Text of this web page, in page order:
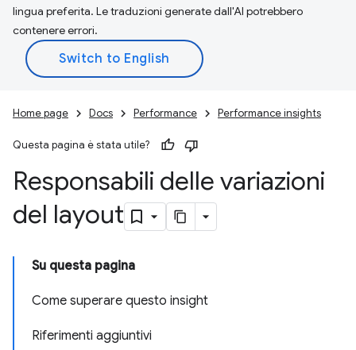
lingua preferita. Le traduzioni generate dall'AI potrebbero
contenere errori.
Home page Docs Performance Performance insights
Questa pagina è stata utile?
Responsabili delle variazioni
del layout
Su questa pagina
Come superare questo insight
Riferimenti aggiuntivi